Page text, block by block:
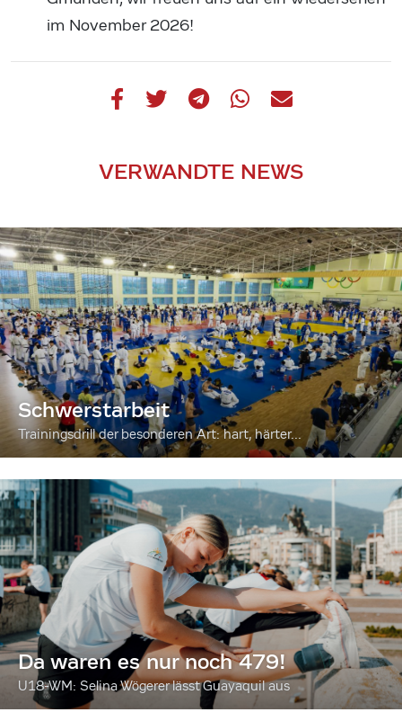
im November 2026!
VERWANDTE NEWS
Schwerstarbeit
Trainingsdrill der besonderen Art: hart, härter...
Da waren es nur noch 479!
U18-WM: Selina Wögerer lässt Guayaquil aus